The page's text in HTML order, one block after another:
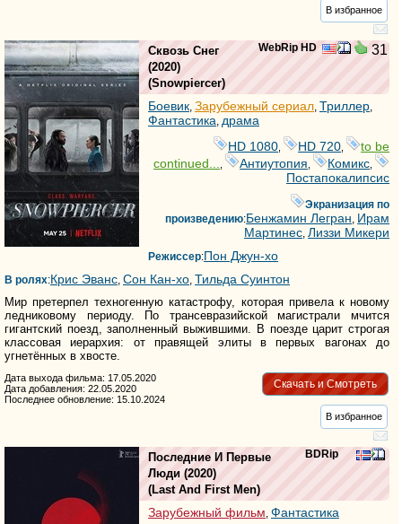
В избранное
WebRip HD 31
Сквозь Снег
(2020)
(Snowpiercer)
Боевик, Зарубежный сериал, Триллер,
Фантастика, драма
HD 1080
HD 720
to be
continued...
Антиутопия Комикс
Постапокалипсис
Экранизация по
произведению:Бенжамин Легран, Ирам
Мартинес,Лиззи Микери
Режиссер:Пон Джун-хо
В ролях:Крис Эванс, Сон Кан-хо, Тильда Суинтон
Мир претерпел техногенную катастрофу, которая привела к новому
ледниковому периоду. По трансевразийской магистрали мчится
гигантский поезд, заполненный выжившими. В поезде царит строгая
классовая иерархия: от правящей элиты в первых вагонах до
угнетённых в хвосте.
Скачать и Смотреть
Дата выхода фильма: 17.05.2020
Дата добавления: 22.05.2020
Последнее обновление: 15.10.2024
В избранное
BDRip
Последние И Первые
Люди (2020)
(Last And First Men)
Зарубежный фильм, Фантастика